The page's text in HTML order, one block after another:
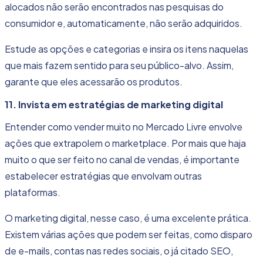
alocados não serão encontrados nas pesquisas do
consumidor e, automaticamente, não serão adquiridos.
Estude as opções e categorias e insira os itens naquelas
que mais fazem sentido para seu público-alvo. Assim,
garante que eles acessarão os produtos.
11. Invista em estratégias de marketing digital
Entender como vender muito no Mercado Livre envolve
ações que extrapolem o marketplace. Por mais que haja
muito o que ser feito no canal de vendas, é importante
estabelecer estratégias que envolvam outras
plataformas.
O marketing digital, nesse caso, é uma excelente prática.
Existem várias ações que podem ser feitas, como disparo
de e-mails, contas nas redes sociais, o já citado SEO,